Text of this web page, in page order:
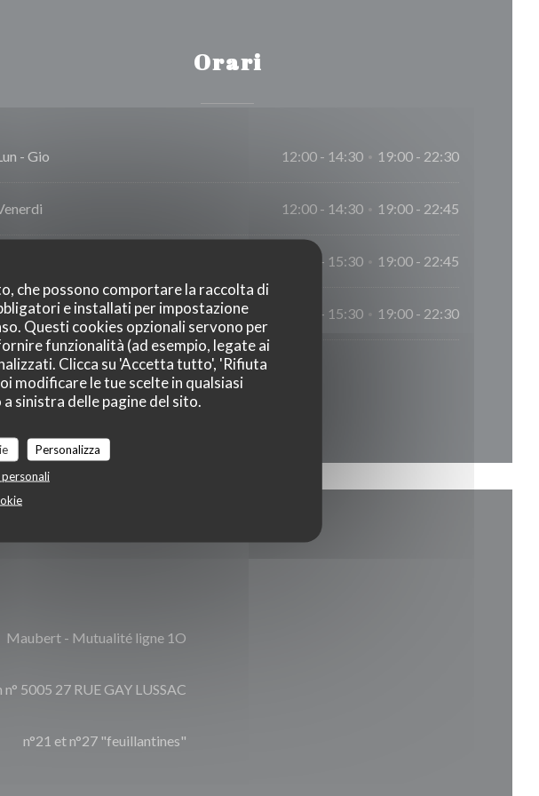
che possono comportare la raccolta di
e installati per impostazione
Questi cookies opzionali servono per
funzionalità (ad esempio, legate ai
Clicca su 'Accetta tutto', 'Rifiuta
modificare le tue scelte in qualsiasi
sinistra delle pagine del sito.
Personalizza
Orari
- Gio 12:00 - 14:30 19:00 - 22:30
12:00 - 14:30 19:00 - 22:45
12:00 - 15:30 19:00 - 22:45
12:00 - 15:30 19:00 - 22:30
Maubert - Mutualité ligne 1O
5005 27 RUE GAY LUSSAC
n°21 et n°27 "feuillantines"